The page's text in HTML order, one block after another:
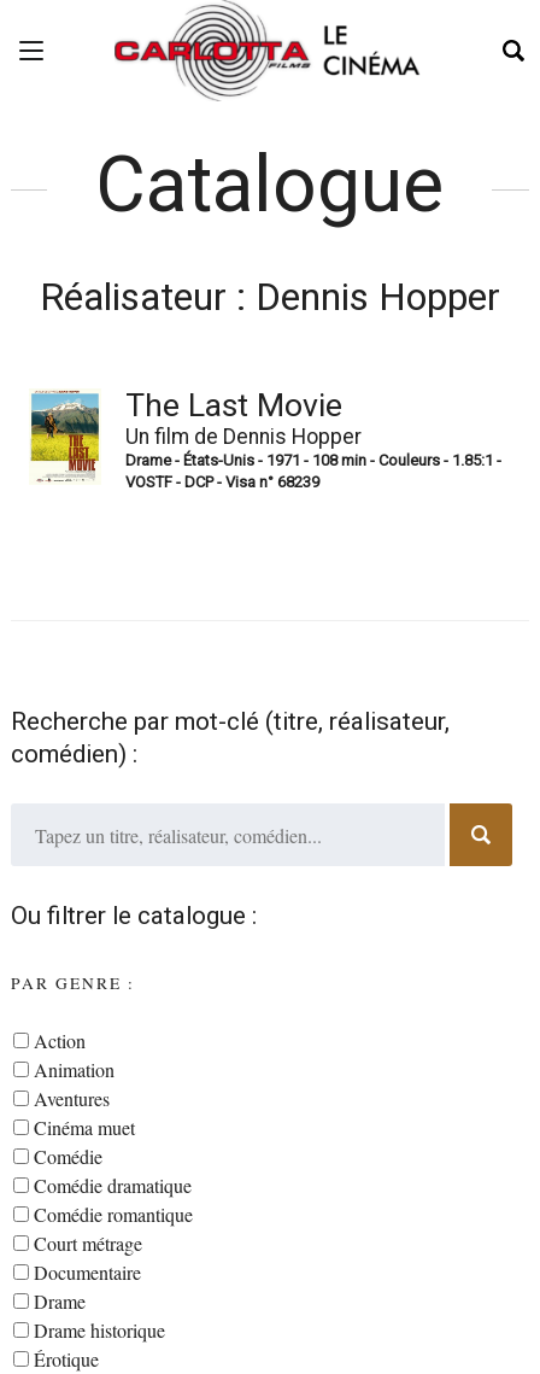
Catalogue
Réalisateur : Dennis Hopper
The Last Movie
Un film de Dennis Hopper
Drame - États-Unis - 1971 - 108 min - Couleurs - 1.85:1 -
VOSTF - DCP - Visa n° 68239
Recherche par mot-clé (titre, réalisateur,
comédien) :
Ou filtrer le catalogue :
PAR GENRE :
Action
Animation
Aventures
Cinéma muet
Comédie
Comédie dramatique
Comédie romantique
Court métrage
Documentaire
Drame
Drame historique
Érotique